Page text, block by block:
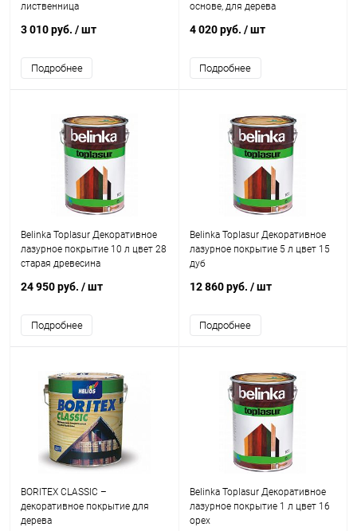
лиственница
3 010 руб. / шт
Подробнее
основе, для дерева
4 020 руб. / шт
Подробнее
Belinka Toplasur Декоративное
лазурное покрытие 10 л цвет 28
старая древесина
24 950 руб. / шт
Подробнее
Belinka Toplasur Декоративное
лазурное покрытие 5 л цвет 15
дуб
12 860 руб. / шт
Подробнее
BORITEX CLASSIC –
декоративное покрытие для
дерева
Belinka Toplasur Декоративное
лазурное покрытие 1 л цвет 16
орех